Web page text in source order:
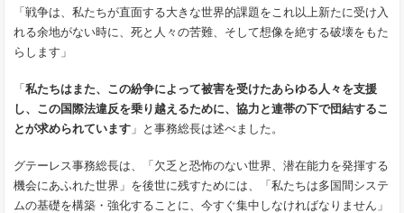
「戦争は、私たちが直面する大きな世界的課題をこれ以上新たに受け入
れる余地がない時に、死と人々の苦難、そして想像を絶する破壊をもた
らします」
「 私たちはまた、この紛争によって被害を受けたあらゆる人々を支援
し、この国際法違反を乗り越えるために、協力と連帯の下で団結するこ
とが求められています 」と事務総長は述べました。
グテーレス事務総長は、「欠乏と恐怖のない世界、潜在能力を発揮する
機会にあふれた世界」を後世に残すためには、「私たちは多国間システ
ムの基礎を構築・強化することに、今すぐ集中しなければなりません」